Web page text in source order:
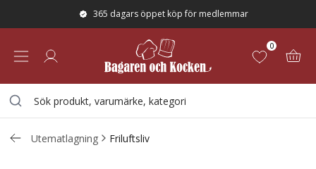
365 dagars öppet köp för medlemmar
0
Utematlagning Friluftsliv